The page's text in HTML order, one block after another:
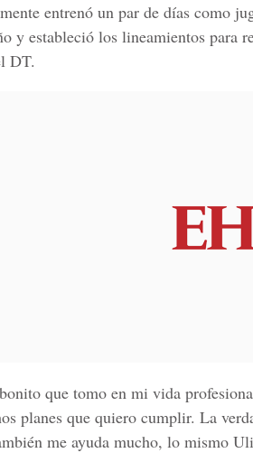
entrenó un par de días como
y estableció los lineamientos para
DT.
que tomo en mi vida
planes que quiero cumplir. La
me ayuda mucho, lo mismo